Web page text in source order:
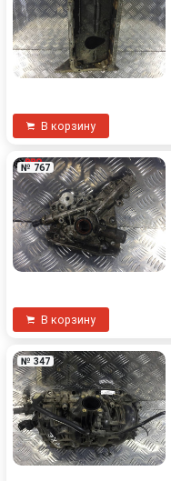
В корзину
№ 767
В корзину
№ 347